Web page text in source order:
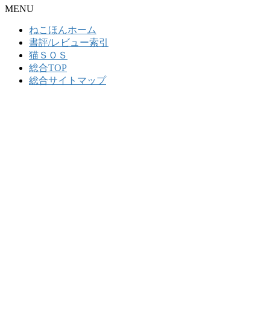
MENU
ねこほんホーム
書評/レビュー索引
猫ＳＯＳ
総合TOP
総合サイトマップ